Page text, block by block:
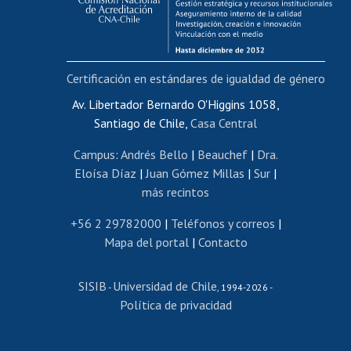
Funcionarias/os
Cursos internos de capacitación
Bienestar del personal
Portal de movilidad interna
Certificado de renta
Certificado de renta honorarios
Editar páginas blancas
Extranjeras/os
Revalidación y reconocimiento de títulos
Postulación al Programa de Movilidad Estudiantil
Cursos de español
Av. Libertador Bernardo O'Higgins 1058,
Santiago de Chile, Casa Central
Campus: Andrés Bello | Beauchef| Dra.
Eloísa Díaz |Juan Gómez Millas | Sur |
más recintos
+56 2 29782000 | Teléfonos y correos |
Mapa del portal| Contacto
SISIB - Universidad de Chile, 1994-2026 -
Política de privacidad
Certificación en estándares de igualdad de género